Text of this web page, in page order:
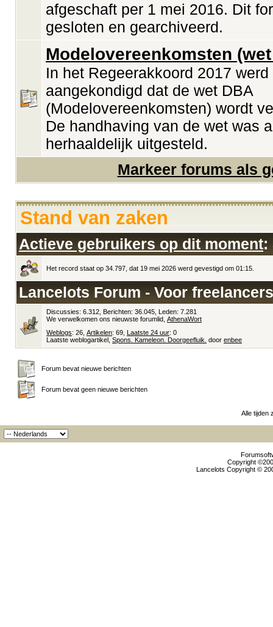
afgeschaft per 1 mei 2016. Dit
gesloten en gearchiveerd.
Modelovereenkomsten
In het Regeerakkoord 2017 werd
aangekondigd dat de wet DBA
(Modelovereenkomsten) wordt
De handhaving van de wet was
herhaaldelijk uitgesteld.
Markeer forums als
Stand van zaken
Actieve gebruikers op dit moment:
Het record staat op 34.797, dat 19 mei 2026 werd gevestigd om 01:15.
Lancelots Forum - Voor
Discussies: 6.312, Berichten: 36.045, Leden: 7.281
We verwelkomen ons nieuwste forumlid, AthenaWort
Weblogs: 26, Artikelen: 69, Laatste 24 uur: 0
Laatste weblogartikel, Spons. Kameleon. Doorgeefluik. door enbee
Forum bevat nieuwe berichten
Forum bevat geen nieuwe berichten
Alle tijden
Copyright
Lancelots Copyright ©